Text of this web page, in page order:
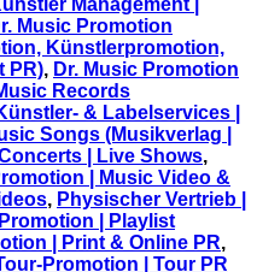
Management |
Music Promotion
Künstlerpromotion,
PR), Dr. Music Promotion
Records
& Labelservices |
Songs (Musikverlag |
| Live Shows,
| Music Video &
, Physischer Vertrieb |
| Playlist
| Print & Online PR,
Promotion | Tour PR